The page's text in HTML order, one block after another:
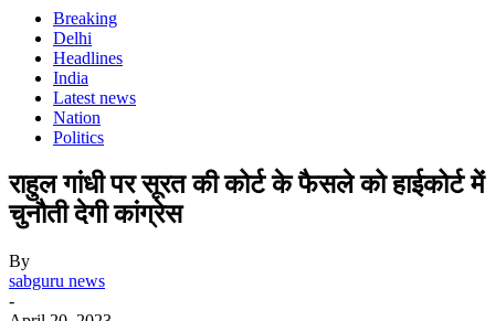
Breaking
Delhi
Headlines
India
Latest news
Nation
Politics
राहुल गांधी पर सूरत की कोर्ट के फैसले को हाईकोर्ट में
चुनौती देगी कांग्रेस
By
sabguru news
-